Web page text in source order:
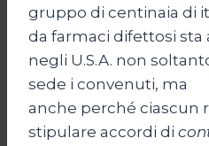
gruppo di centinaia di
da farmaci difettosi sta
negli U.S.A. non
sede i convenuti, ma
anche perché ciascun
stipulare accordi di